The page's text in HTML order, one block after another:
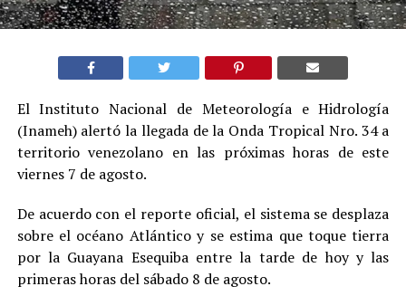
El Instituto Nacional de Meteorología e Hidrología
(Inameh) alertó la llegada de la Onda Tropical Nro. 34 a
territorio venezolano en las próximas horas de este
viernes 7 de agosto.
De acuerdo con el reporte oficial, el sistema se desplaza
sobre el océano Atlántico y se estima que toque tierra
por la Guayana Esequiba entre la tarde de hoy y las
primeras horas del sábado 8 de agosto.